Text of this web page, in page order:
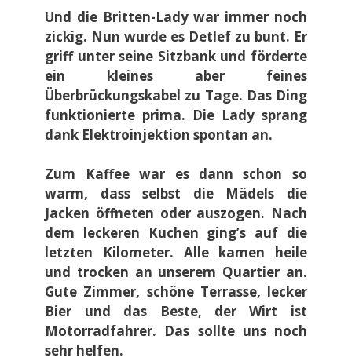
Und die Britten-Lady war immer noch
zickig. Nun wurde es Detlef zu bunt. Er
griff unter seine Sitzbank und förderte
ein kleines aber feines
Überbrückungskabel zu Tage. Das Ding
funktionierte prima. Die Lady sprang
dank Elektroinjektion spontan an.
Zum Kaffee war es dann schon so
warm, dass selbst die Mädels die
Jacken öffneten oder auszogen. Nach
dem leckeren Kuchen ging’s auf die
letzten Kilometer. Alle kamen heile
und trocken an unserem Quartier an.
Gute Zimmer, schöne Terrasse, lecker
Bier und das Beste, der Wirt ist
Motorradfahrer. Das sollte uns noch
sehr helfen.